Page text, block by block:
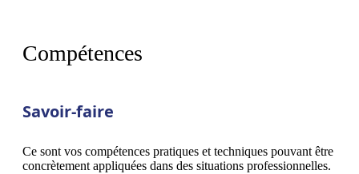
Compétences
Savoir-faire
Ce sont vos compétences pratiques et techniques pouvant être
concrètement appliquées dans des situations professionnelles.